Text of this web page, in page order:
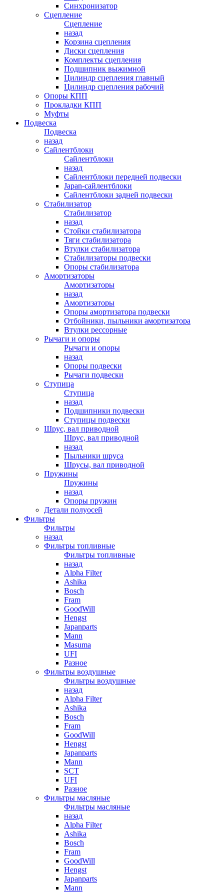
Синхронизатор
Сцепление
Сцепление
назад
Корзина сцепления
Диски сцепления
Комплекты сцепления
Подшипник выжимной
Цилиндр сцепления главный
Цилиндр сцепления рабочий
Опоры КПП
Прокладки КПП
Муфты
Подвеска
Подвеска
назад
Сайлентблоки
Сайлентблоки
назад
Сайлентблоки передней подвески
Japan-сайлентблоки
Сайлентблоки задней подвески
Стабилизатор
Стабилизатор
назад
Стойки стабилизатора
Тяги стабилизатора
Втулки стабилизатора
Стабилизаторы подвески
Опоры стабилизатора
Амортизаторы
Амортизаторы
назад
Амортизаторы
Опоры амортизатора подвески
Отбойники, пыльники амортизатора
Втулки рессорные
Рычаги и опоры
Рычаги и опоры
назад
Опоры подвески
Рычаги подвески
Ступица
Ступица
назад
Подшипники подвески
Ступицы подвески
Шрус, вал приводной
Шрус, вал приводной
назад
Пыльники шруса
Шрусы, вал приводной
Пружины
Пружины
назад
Опоры пружин
Детали полуосей
Фильтры
Фильтры
назад
Фильтры топливные
Фильтры топливные
назад
Alpha Filter
Ashika
Bosch
Fram
GoodWill
Hengst
Japanparts
Mann
Masuma
UFI
Разное
Фильтры воздушные
Фильтры воздушные
назад
Alpha Filter
Ashika
Bosch
Fram
GoodWill
Hengst
Japanparts
Mann
SCT
UFI
Разное
Фильтры масляные
Фильтры масляные
назад
Alpha Filter
Ashika
Bosch
Fram
GoodWill
Hengst
Japanparts
Mann